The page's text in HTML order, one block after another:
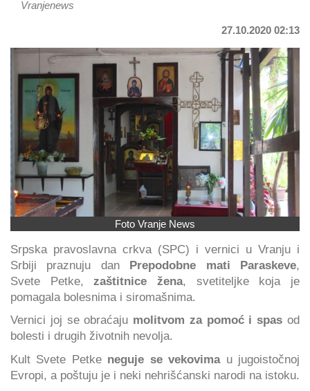
Vranjenews
27.10.2020 02:13
Foto Vranje News
Srpska pravoslavna crkva (SPC) i vernici u Vranju i
Srbiji praznuju danPrepodobne mati Paraskeve,
Svete Petke,zaštitnice žena, svetiteljke koja je
pomagala bolesnima i siromašnima.
Vernici joj se obraćaju molitvom za pomoć i spas od
bolesti i drugih životnih nevolja.
Kult Svete Petke neguje se vekovimau jugoistočnoj
Evropi, a poštuju je i neki nehrišćanski narodi na istoku.